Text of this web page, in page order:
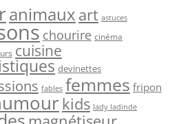
animaux art astuces
chourire cinéma
cuisine
devinettes
fables femmes fripon
kids lady ladinde